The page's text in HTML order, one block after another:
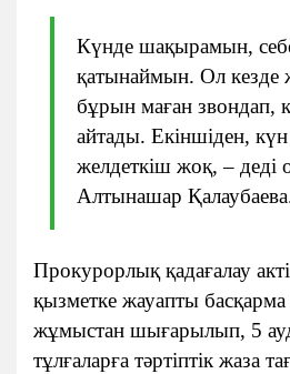
Күнде шақырамын,
қатынаймын. Ол кезде
бұрын маған звондап,
айтады. Екіншіден,
желдеткіш жоқ, – деді
Алтынашар
Прокурорлық қадағалау
қызметке жауапты
жұмыстан шығарылып, 5
тұлғаларға тәртіптік жаза